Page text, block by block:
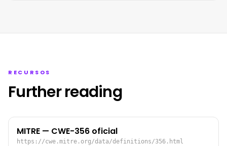
RECURSOS
Further reading
MITRE — CWE-356 oficial
https://cwe.mitre.org/data/definitions/356.html